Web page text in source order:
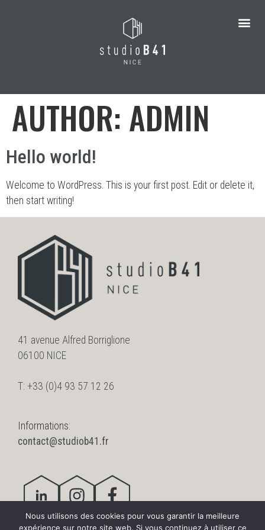
AUTHOR: ADMIN
Hello world!
Welcome to WordPress. This is your first post. Edit or delete it,
then start writing!
41 avenue Alfred Borriglione
06100 NICE
T: +33 (0)4 93 57 12 26
Informations:
contact@studiob41.fr
Nous utilisons des cookies pour vous garantir la meilleure
expérience sur notre site web. Si vous continuez à utiliser ce